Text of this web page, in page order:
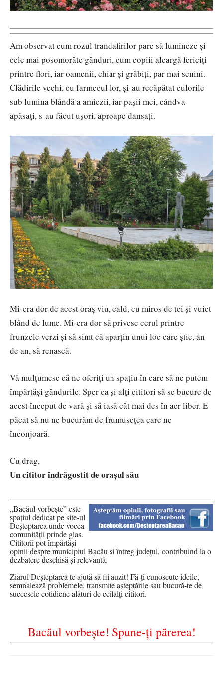
Am observat cum rozul trandafirilor pare să lumineze și
cele mai posomorâte gânduri, cum copiii aleargă fericiți
printre flori, iar oamenii, chiar și grăbiți, par mai senini.
Clădirile vechi, cu farmecul lor, și-au recăpătat culorile
sub lumina blândă a amiezii, iar pașii mei, cândva
apăsați, s-au făcut ușori, aproape dansați.
Mi-era dor de acest oraș viu, cald, cu miros de tei și vuiet
blând de lume. Mi-era dor să privesc cerul printre
frunzele verzi și să simt că aparțin unui loc care știe, an
de an, să renască.
Vă mulțumesc că ne oferiți un spațiu în care să ne putem
împărtăși gândurile. Sper ca și alți cititori să se bucure de
acest început de vară și să iasă cât mai des în aer liber. E
păcat să nu ne bucurăm de frumusețea care ne
înconjoară.
Cu drag,
Un cititor îndrăgostit de orașul său
„Bacăul vorbește” este
spațiul dedicat pe site-ul
Deșteptarea unde vocea
comunității prinde glas.
Cititorii pot împărtăși
opinii despre municipiul Bacău și întreg județul, contribuind la o
dezbatere deschisă și relevantă.
Ziarul Deșteptarea te ajută să fii auzit! Fă-ți cunoscute ideile,
semnalează problemele, transmite așteptările sau bucură-te de
succesele cotidiene alături de ceilalți cititori.
Bacăul vorbește! Spune-ți părerea!